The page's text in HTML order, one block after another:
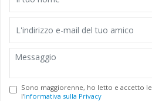
Sono maggiorenne, ho letto e accetto le
l'Informativa sulla Privacy